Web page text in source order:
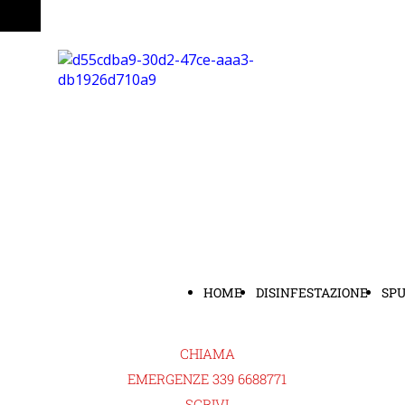
HOME DISINFESTAZIONE
CHIAMA
EMERGENZE 339 6688771